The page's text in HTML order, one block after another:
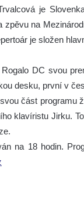
je
zpěvu na
je složen
DC svou
desku, první v
část
klavíristu Jirku.
na 18 hodin.